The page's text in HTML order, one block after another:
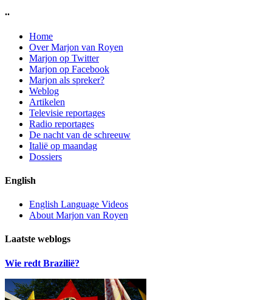
..
Home
Over Marjon van Royen
Marjon op Twitter
Marjon op Facebook
Marjon als spreker?
Weblog
Artikelen
Televisie reportages
Radio reportages
De nacht van de schreeuw
Italië op maandag
Dossiers
English
English Language Videos
About Marjon van Royen
Laatste weblogs
Wie redt Brazilië?